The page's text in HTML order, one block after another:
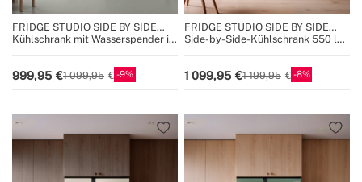
FRIDGE STUDIO SIDE BY SIDE
559
Kühlschrank mit Wasserspender im
999,95 1 099,95 9
FRIDGE STUDIO SIDE BY SIDE
550
Side-by-Side-Kühlschrank 550 l
1 099,95 1 199,95 8